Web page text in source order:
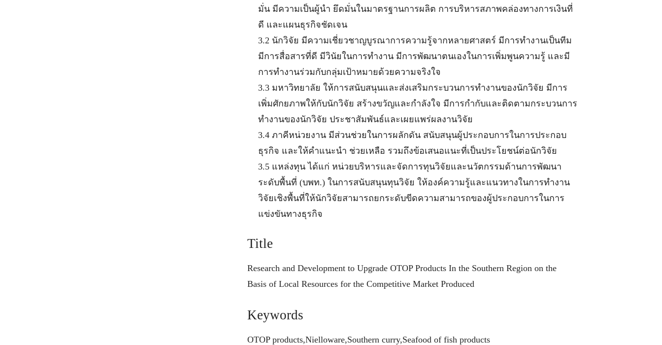
มั่น มีความเป็นผู้นำ ยึดมั่นในมาตรฐานการผลิต การบริหารสภาพคล่องทางการเงินที่
ดี และแผนธุรกิจชัดเจน
3.2 นักวิจัย มีความเชี่ยวชาญบูรณาการความรู้จากหลายศาสตร์ มีการทำงานเป็นทีม
มีการสื่อสารที่ดี มีวินัยในการทำงาน มีการพัฒนาตนเองในการเพิ่มพูนความรู้ และมี
การทำงานร่วมกับกลุ่มเป้าหมายด้วยความจริงใจ
3.3 มหาวิทยาลัย ให้การสนับสนุนและส่งเสริมกระบวนการทำงานของนักวิจัย มีการ
เพิ่มศักยภาพให้กับนักวิจัย สร้างขวัญและกำลังใจ มีการกำกับและติดตามกระบวนการ
ทำงานของนักวิจัย ประชาสัมพันธ์และเผยแพร่ผลงานวิจัย
3.4 ภาคีหน่วยงาน มีส่วนช่วยในการผลักดัน สนับสนุนผู้ประกอบการในการประกอบ
ธุรกิจ และให้คำแนะนำ ช่วยเหลือ รวมถึงข้อเสนอแนะที่เป็นประโยชน์ต่อนักวิจัย
3.5 แหล่งทุน ได้แก่ หน่วยบริหารและจัดการทุนวิจัยและนวัตกรรมด้านการพัฒนา
ระดับพื้นที่ (บพท.) ในการสนับสนุนทุนวิจัย ให้องค์ความรู้และแนวทางในการทำงาน
วิจัยเชิงพื้นที่ให้นักวิจัยสามารถยกระดับขีดความสามารถของผู้ประกอบการในการ
แข่งขันทางธุรกิจ
Title
Research and Development to Upgrade OTOP Products In the Southern Region on the
Basis of Local Resources for the Competitive Market Produced
Keywords
OTOP products,Nielloware,Southern curry,Seafood of fish products